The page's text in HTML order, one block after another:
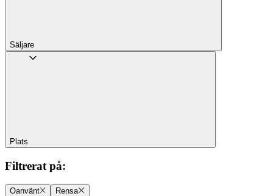
Säljare
Plats
Filtrerat på:
Oanvänt Rensa